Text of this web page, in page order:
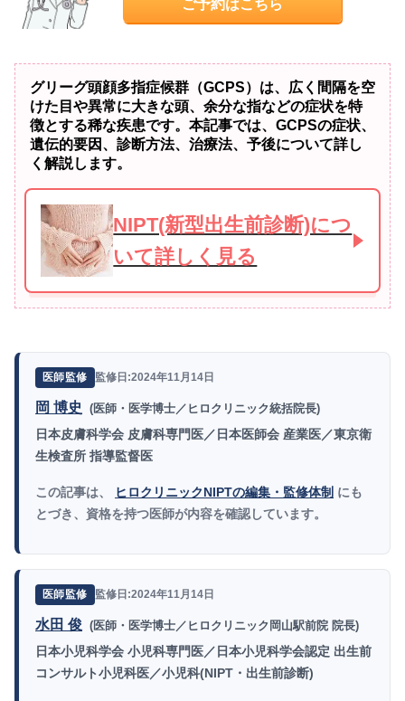
ご予約はこちら
グリーグ頭顔多指症候群（GCPS）は、広く間隔を空
けた目や異常に大きな頭、余分な指などの症状を特
徴とする稀な疾患です。本記事では、GCPSの症状、
遺伝的要因、診断方法、治療法、予後について詳し
く解説します。
NIPT(新型出生前診断)につ
いて詳しく見る
医師監修 監修日:2024年11月14日
岡 博史 (医師・医学博士／ヒロクリニック統括院長)
日本皮膚科学会 皮膚科専門医／日本医師会 産業医／東京衛
生検査所 指導監督医
この記事は、 ヒロクリニックNIPTの編集・監修体制 にも
とづき、資格を持つ医師が内容を確認しています。
医師監修 監修日:2024年11月14日
水田 俊 (医師・医学博士／ヒロクリニック岡山駅前院 院長)
日本小児科学会 小児科専門医／日本小児科学会認定 出生前
コンサルト小児科医／小児科(NIPT・出生前診断)